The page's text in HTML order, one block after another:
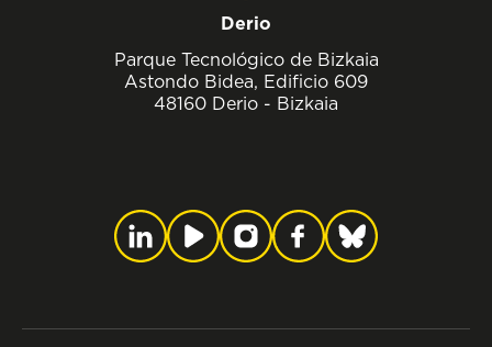
Derio
Parque Tecnológico de Bizkaia
Astondo Bidea, Edificio 609
48160 Derio - Bizkaia